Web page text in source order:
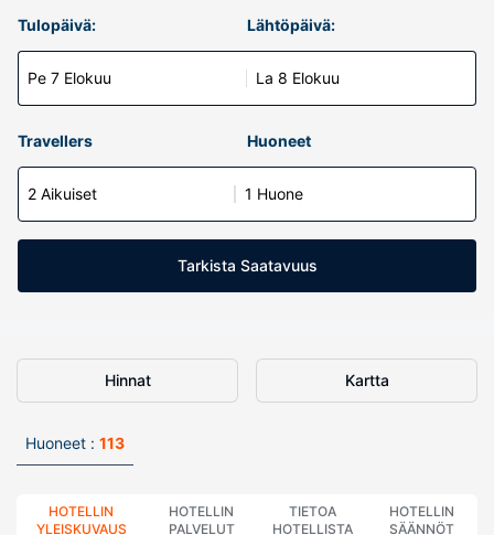
Tulopäivä:
Pe 7 Elokuu
Lähtöpäivä:
La 8 Elokuu
Travellers Huoneet
2 Aikuiset 1 Huone
Tarkista Saatavuus
Hinnat Kartta
Huoneet : 113
HOTELLIN
YLEISKUVAUS
HOTELLIN
PALVELUT
TIETOA
HOTELLISTA
HOTELLIN
SÄÄNNÖT